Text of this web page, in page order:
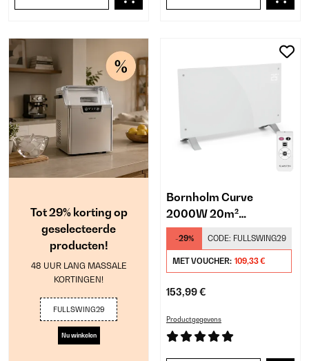
Tot 29% korting op
geselecteerde
producten!
48 UUR LANG MASSALE
KORTINGEN!
FULLSWING29
Nu winkelen
Bornholm Curve
2000W 20m²
Convector Kachel Wit
-29% CODE: FULLSWING29
MET VOUCHER: 109,33 €
153,99 €
Productgegevens